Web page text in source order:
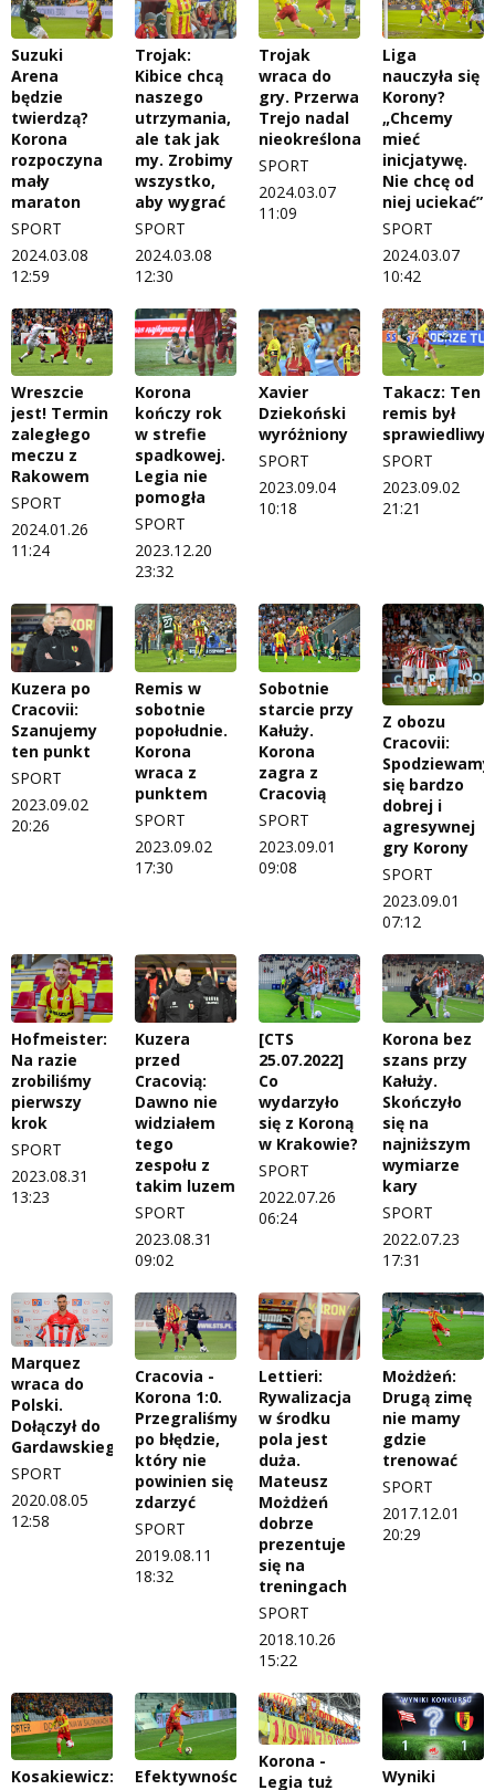
Suzuki
Arena
będzie
twierdzą?
Korona
rozpoczyna
mały
maraton
SPORT
2024.03.08
12:59
Trojak:
Kibice chcą
naszego
utrzymania,
ale tak jak
my. Zrobimy
wszystko,
aby wygrać
SPORT
2024.03.08
12:30
Trojak
wraca do
gry. Przerwa
Trejo nadal
nieokreślona
SPORT
2024.03.07
11:09
Liga
nauczyła się
Korony?
„Chcemy
mieć
inicjatywę.
Nie chcę od
niej uciekać”
SPORT
2024.03.07
10:42
Wreszcie
jest! Termin
zaległego
meczu z
Rakowem
SPORT
2024.01.26
11:24
Korona
kończy rok
w strefie
spadkowej.
Legia nie
pomogła
SPORT
2023.12.20
23:32
Xavier
Dziekoński
wyróżniony
SPORT
2023.09.04
10:18
Takacz: Ten
remis był
sprawiedliwy
SPORT
2023.09.02
21:21
Kuzera po
Cracovii:
Szanujemy
ten punkt
SPORT
2023.09.02
20:26
Remis w
sobotnie
popołudnie.
Korona
wraca z
punktem
SPORT
2023.09.02
17:30
Sobotnie
starcie przy
Kałuży.
Korona
zagra z
Cracovią
SPORT
2023.09.01
09:08
Z obozu
Cracovii:
Spodziewamy
się bardzo
dobrej i
agresywnej
gry Korony
SPORT
2023.09.01
07:12
Hofmeister:
Na razie
zrobiliśmy
pierwszy
krok
SPORT
2023.08.31
13:23
Kuzera
przed
Cracovią:
Dawno nie
widziałem
tego
zespołu z
takim luzem
SPORT
2023.08.31
09:02
[CTS
25.07.2022]
Co
wydarzyło
się z Koroną
w Krakowie?
SPORT
2022.07.26
06:24
Korona bez
szans przy
Kałuży.
Skończyło
się na
najniższym
wymiarze
kary
SPORT
2022.07.23
17:31
Marquez
wraca do
Polski.
Dołączył do
Gardawskiego
SPORT
2020.08.05
12:58
Cracovia -
Korona 1:0.
Przegraliśmy
po błędzie,
który nie
powinien się
zdarzyć
SPORT
2019.08.11
18:32
Lettieri:
Rywalizacja
w środku
pola jest
duża.
Mateusz
Możdżeń
dobrze
prezentuje
się na
treningach
SPORT
2018.10.26
15:22
Możdżeń:
Drugą zimę
nie mamy
gdzie
trenować
SPORT
2017.12.01
20:29
Kosakiewicz:
Efektywnością
Korona -
Legia tuż
Wyniki